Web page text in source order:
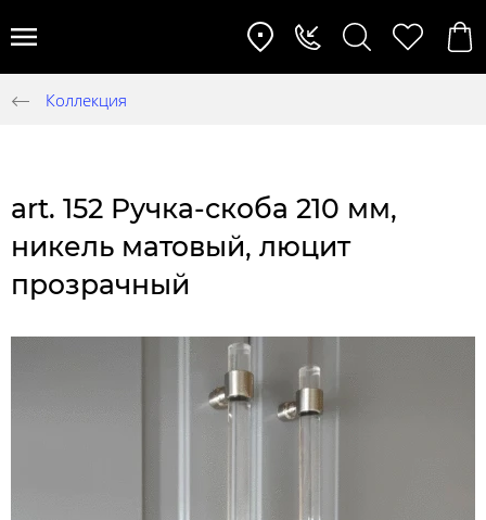
Коллекция
art. 152 Ручка-скоба 210 мм,
никель матовый, люцит
прозрачный